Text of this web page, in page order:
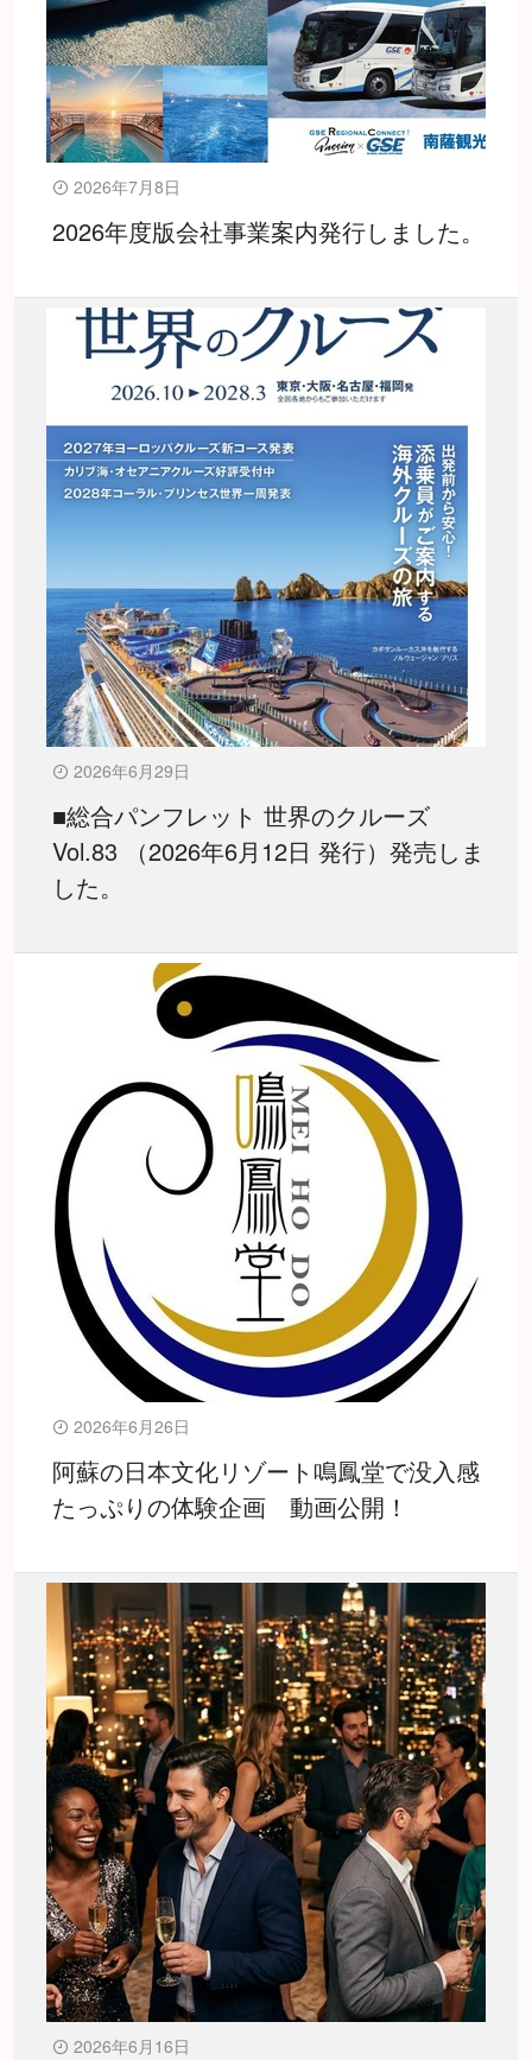
2026年7月8日
2026年度版会社事業案内発行しました。
2026年6月29日
■総合パンフレット 世界のクルーズ
Vol.83 （2026年6月12日 発行）発売しま
した。
2026年6月26日
阿蘇の日本文化リゾート鳴鳳堂で没入感
たっぷりの体験企画 動画公開！
2026年6月16日